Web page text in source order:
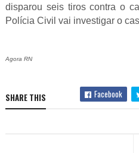
disparou seis tiros contra o
Polícia Civil vai investigar o
Agora RN
SHARE THIS Facebook